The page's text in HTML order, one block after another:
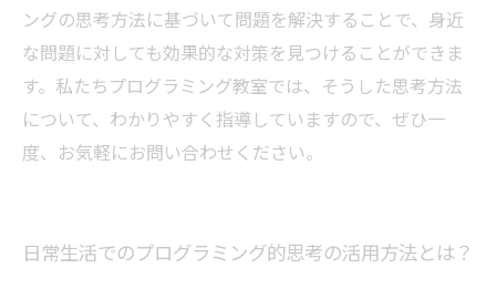
ングの思考方法に基づいて問題を解決することで、身近
な問題に対しても効果的な対策を見つけることができま
す。私たちプログラミング教室では、そうした思考方法
について、わかりやすく指導していますので、ぜひ一
度、お気軽にお問い合わせください。
日常生活でのプログラミング的思考の活用方法とは？